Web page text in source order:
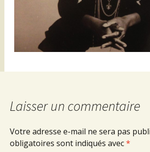
Laisser un commentaire
Votre adresse e-mail ne sera pas
obligatoires sont indiqués avec*